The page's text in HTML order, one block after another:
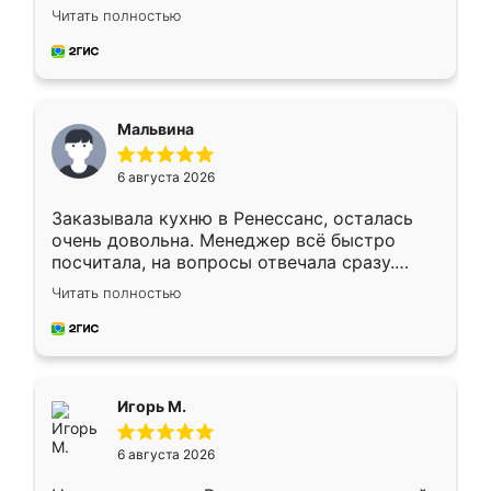
Ждал меньше месяца, сборщик с прямыми
руками. По цене вышло адекватно.
Рекомендую!
Читать полностью
Мальвина
6 августа 2026
Заказывала кухню в Ренессанс, осталась
очень довольна. Менеджер всё быстро
посчитала, на вопросы отвечала сразу.
Замерщик приехал в субботу, подошёл к
делу со всей ответственностью. Собрали
за день, ребята работали аккуратно, даже
Читать полностью
Игорь М.
6 августа 2026